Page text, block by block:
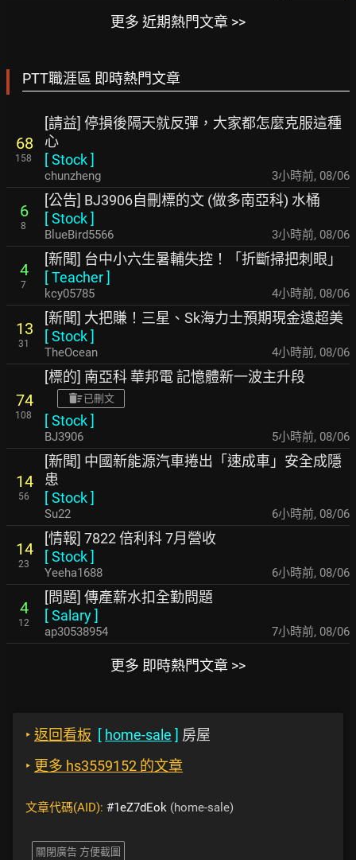
更多 近期熱門文章 >>
PTT職涯區 即時熱門文章
68
158
[請益] 停損後隔天就反彈，大家都怎麼克服這種
心
[Stock]
chunzheng 3小時前, 08/06
6
8
[公告] BJ3906自刪標的文 (做多南亞科) 水桶
[Stock]
BlueBird5566 3小時前, 08/06
4
7
[新聞] 台中小六生暑輔失控！「折斷掃把刺眼」
[Teacher]
kcy05785 4小時前, 08/06
13
31
[新聞] 大把賺！三星、Sk海力士預期現金遠超美
[Stock]
TheOcean 4小時前, 08/06
74
108
[標的] 南亞科 華邦電 記憶體新一波主升段
已刪文
[Stock]
BJ3906 5小時前, 08/06
14
56
[新聞] 中國新能源汽車捲出「速成車」安全成隱
患
[Stock]
Su22 6小時前, 08/06
14
23
[情報] 7822 倍利科 7月營收
[Stock]
Yeeha1688 6小時前, 08/06
4
12
[問題] 傳產薪水扣全勤問題
[Salary]
ap30538954 7小時前, 08/06
更多 即時熱門文章 >>
‣ 返回看板 [ home-sale ] 房屋
‣ 更多 hs3559152 的文章
文章代碼(AID): #1eZ7dEok (home-sale)
關閉廣告 方便截圖